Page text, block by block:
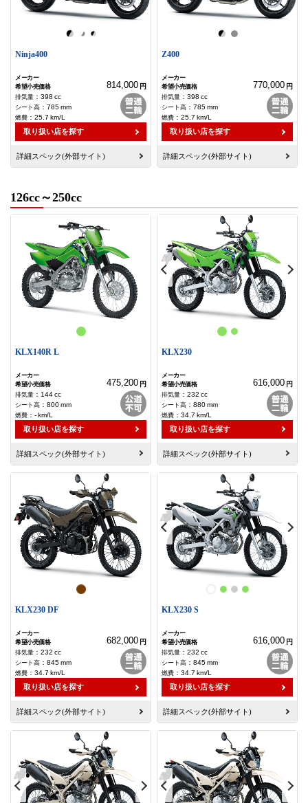
Ninja400
814,000 円
： 398 cc
： 785mm
： 25.7 km/L
取り扱い店を探す
詳細スペック(外部サイト)
Z400
770,000 円
： 398 cc
： 785mm
： 25.7 km/L
取り扱い店を探す
詳細スペック(外部サイト)
126cc～250cc
KLX140R L
475,200 円
： 144cc
： 800mm
： -km/L
取り扱い店を探す
詳細スペック(外部サイト)
KLX230
616,000 円
： 232 cc
： 880mm
： 34.7 km/L
取り扱い店を探す
詳細スペック(外部サイト)
KLX230 DF
682,000 円
： 232 cc
： 845mm
： 34.7 km/L
取り扱い店を探す
詳細スペック(外部サイト)
KLX230 S
616,000 円
： 232 cc
： 845mm
： 34.7 km/L
取り扱い店を探す
詳細スペック(外部サイト)